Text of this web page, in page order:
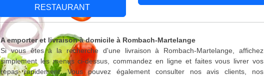
RESTAURANT
A emporter et livraison à domicile à Rombach-Martelange
Si vous êtes à la recherche d'une livraison à Rombach-Martelange, affichez
simplement les menus ci-dessus, commandez en ligne et faites vous livrer vos
repas rapidement. Vous pouvez également consulter nos avis clients, nos